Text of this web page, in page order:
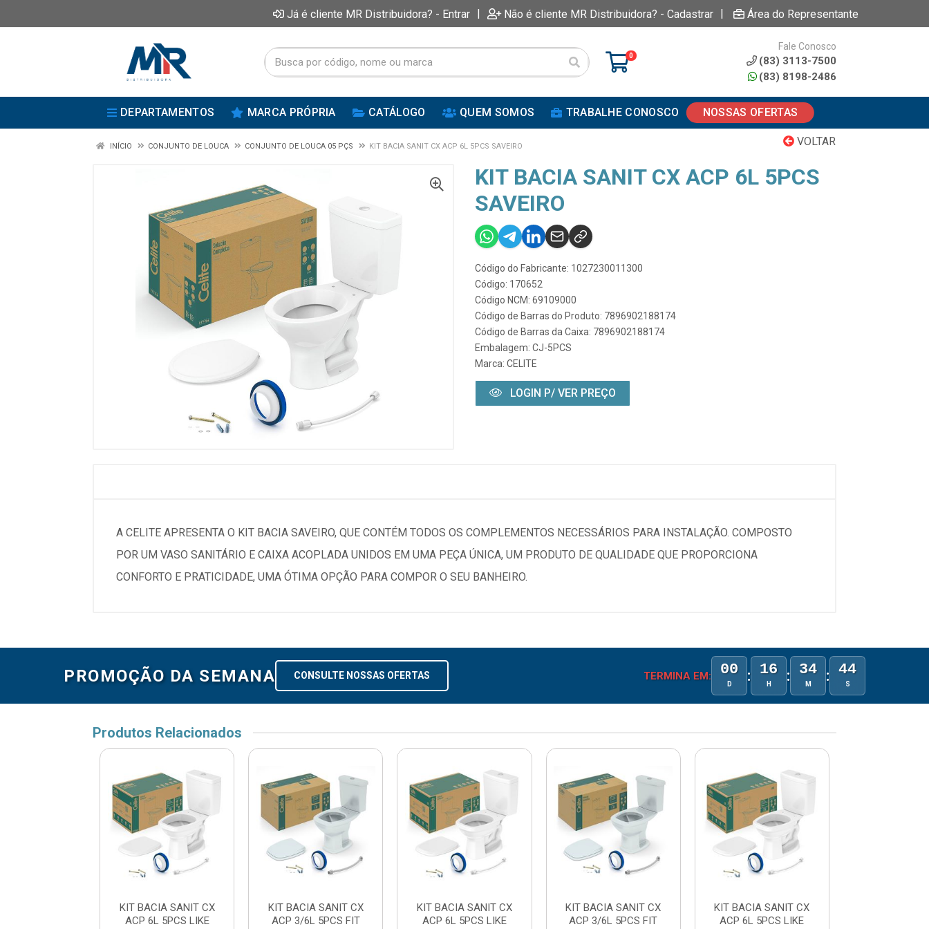
Já é cliente MR Distribuidora? - Entrar | Não é cliente MR Distribuidora? - Cadastrar | Área do Representante
0
Fale Conosco
(83) 3113-7500
(83) 8198-2486
DEPARTAMENTOS MARCA PRÓPRIA CATÁLOGO QUEM SOMOS TRABALHE CONOSCO NOSSAS OFERTAS
VOLTAR
INÍCIO CONJUNTO DE LOUCA CONJUNTO DE LOUCA 05 PÇS KIT BACIA SANIT CX ACP 6L 5PCS SAVEIRO
KIT BACIA SANIT CX ACP 6L 5PCS
SAVEIRO
Código do Fabricante: 1027230011300
Código: 170652
Código NCM: 69109000
Código de Barras do Produto: 7896902188174
Código de Barras da Caixa: 7896902188174
Embalagem: CJ-5PCS
Marca: CELITE
LOGIN P/ VER PREÇO
A CELITE APRESENTA O KIT BACIA SAVEIRO, QUE CONTÉM TODOS OS COMPLEMENTOS NECESSÁRIOS PARA INSTALAÇÃO. COMPOSTO
POR UM VASO SANITÁRIO E CAIXA ACOPLADA UNIDOS EM UMA PEÇA ÚNICA, UM PRODUTO DE QUALIDADE QUE PROPORCIONA
CONFORTO E PRATICIDADE, UMA ÓTIMA OPÇÃO PARA COMPOR O SEU BANHEIRO.
PROMOÇÃO DA SEMANA CONSULTE NOSSAS OFERTAS TERMINA EM: 00
D : 16
H : 34
M : 44
S
Produtos Relacionados
KIT BACIA SANIT CX
ACP 6L 5PCS LIKE
KIT BACIA SANIT CX
ACP 3/6L 5PCS FIT
KIT BACIA SANIT CX
ACP 6L 5PCS LIKE
KIT BACIA SANIT CX
ACP 3/6L 5PCS FIT
KIT BACIA SANIT CX
ACP 6L 5PCS LIKE